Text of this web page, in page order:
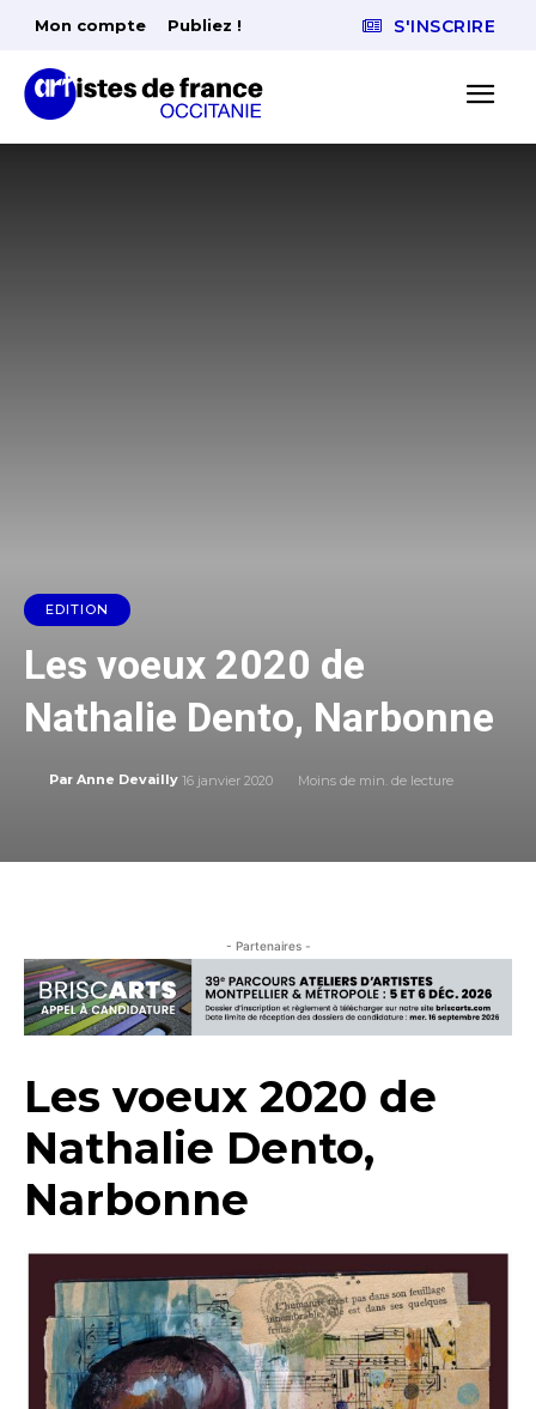
Mon compte Publiez ! S'INSCRIRE
EDITION
Les voeux 2020 de
Nathalie Dento, Narbonne
Par Anne Devailly 16 janvier 2020 Moins de min. de lecture
- Partenaires -
Les voeux 2020 de
Nathalie Dento,
Narbonne